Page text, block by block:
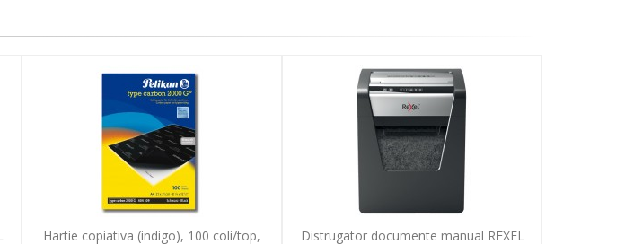
Hartie copiativa (indigo), 100 coli/top,
Distrugator documente manual REXEL